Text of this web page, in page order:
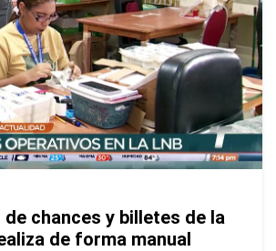
chances y billetes de la
de forma manual